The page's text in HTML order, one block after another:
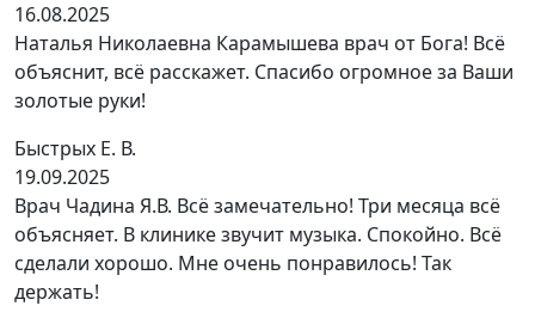
16.08.2025
Наталья Николаевна Карамышева врач от Бога! Всё
объяснит, всё расскажет. Спасибо огромное за Ваши
золотые руки!
Быстрых Е. В.
19.09.2025
Врач Чадина Я.В. Всё замечательно! Три месяца всё
объясняет. В клинике звучит музыка. Спокойно. Всё
сделали хорошо. Мне очень понравилось! Так
держать!